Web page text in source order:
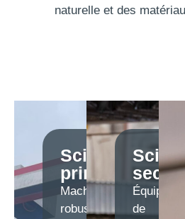
naturelle et des
Sciage
primaire
Machines
robustes
de